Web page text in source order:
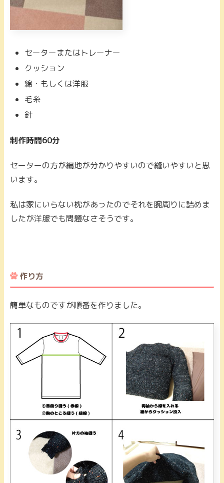
セーターまたはトレーナー
クッション
綿・もしくは洋服
毛糸
針
制作時間60分
セーターの方が編地が分かりやすいので縫いやすいと思
います。
私は家にいらない枕があったのでそれを腕周りに詰めま
したが洋服でも問題なさそうです。
作り方
簡単なものですが順番を作りました。